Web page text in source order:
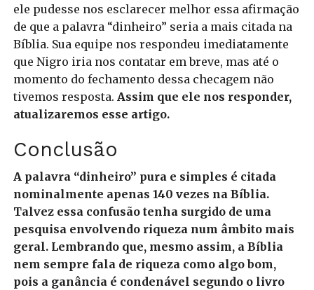
ele pudesse nos esclarecer melhor essa afirmação
de que a palavra “dinheiro” seria a mais citada na
Bíblia. Sua equipe nos respondeu imediatamente
que Nigro iria nos contatar em breve, mas até o
momento do fechamento dessa checagem não
tivemos resposta. Assim que ele nos responder,
atualizaremos esse artigo.
Conclusão
A palavra “dinheiro” pura e simples é citada
nominalmente apenas 140 vezes na Bíblia.
Talvez essa confusão tenha surgido de uma
pesquisa envolvendo riqueza num âmbito mais
geral. Lembrando que, mesmo assim, a Bíblia
nem sempre fala de riqueza como algo bom,
pois a ganância é condenável segundo o livro